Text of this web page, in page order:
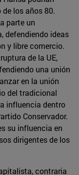
los años 80.
parte un
defendiendo ideas
y libre comercio.
de la UE,
una unión
en la unión
del tradicional
influencia dentro
Conservador.
su influencia en
dirigentes de los
contraria